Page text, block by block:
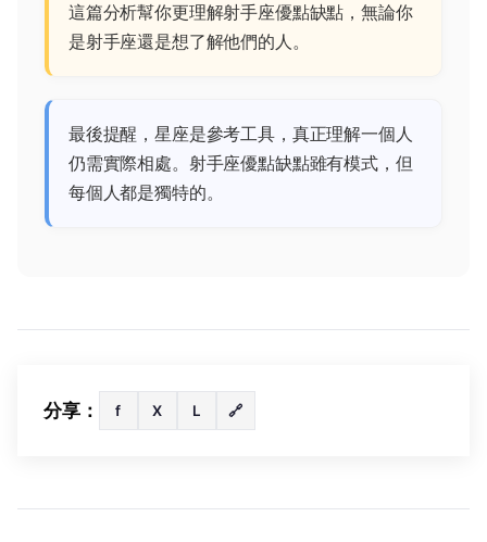
這篇分析幫你更理解射手座優點缺點，無論你
是射手座還是想了解他們的人。
最後提醒，星座是參考工具，真正理解一個人
仍需實際相處。射手座優點缺點雖有模式，但
每個人都是獨特的。
分享： f X L 🔗